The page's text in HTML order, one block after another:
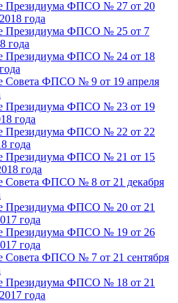
Президиума ФПСО № 27 от 20
года
Президиума ФПСО № 25 от 7
года
Президиума ФПСО № 24 от 18
Совета ФПСО № 9 от 19 апреля
Президиума ФПСО № 23 от 19
года
Президиума ФПСО № 22 от 22
года
Президиума ФПСО № 21 от 15
года
Совета ФПСО № 8 от 21 декабря
Президиума ФПСО № 20 от 21
года
Президиума ФПСО № 19 от 26
года
Совета ФПСО № 7 от 21 сентября
Президиума ФПСО № 18 от 21
года